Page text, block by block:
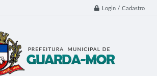
Login / Cadastro